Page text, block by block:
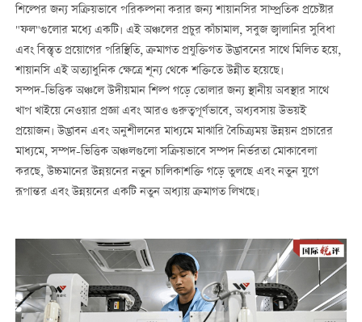
শিল্পের জন্য সক্রিয়ভাবে পরিকল্পনা করার জন্য শায়ানসির সাম্প্রতিক প্রচেষ্টার
"ফল"গুলোর মধ্যে একটি। এই অঞ্চলের প্রচুর কাঁচামাল, সবুজ জ্বালানির সুবিধা
এবং বিস্তৃত প্রয়োগের পরিস্থিতি, ক্রমাগত প্রযুক্তিগত উদ্ভাবনের সাথে মিলিত হয়ে,
শায়ানসি এই অত্যাধুনিক ক্ষেত্রে শূন্য থেকে শক্তিতে উন্নীত হয়েছে।
সম্পদ-ভিত্তিক অঞ্চলে উদীয়মান শিল্প গড়ে তোলার জন্য স্থানীয় অবস্থার সাথে
খাপ খাইয়ে নেওয়ার প্রজ্ঞা এবং আরও গুরুত্বপূর্ণভাবে, অধ্যবসায় উভয়ই
প্রয়োজন। উদ্ভাবন এবং অনুশীলনের মাধ্যমে মাঝারি বৈচিত্র্যময় উন্নয়ন প্রচারের
মাধ্যমে, সম্পদ-ভিত্তিক অঞ্চলগুলো সক্রিয়ভাবে সম্পদ নির্ভরতা মোকাবেলা
করছে, উচ্চমানের উন্নয়নের নতুন চালিকাশক্তি গড়ে তুলছে এবং নতুন যুগে
রূপান্তর এবং উন্নয়নের একটি নতুন অধ্যায় ক্রমাগত লিখছে।